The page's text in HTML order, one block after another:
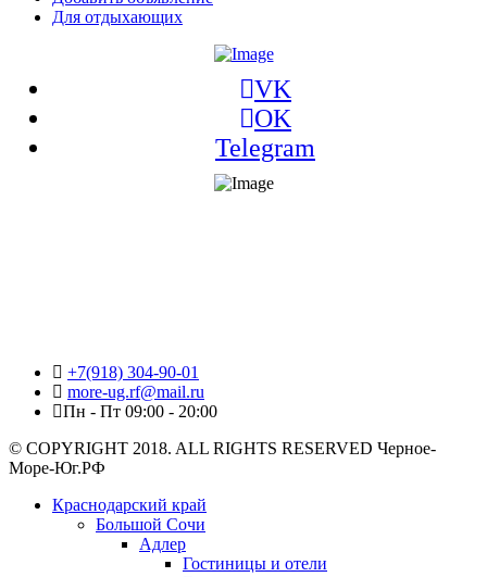
Для отдыхающих
VK
OK
Telegram
+7(918) 304-90-01
more-ug.rf@mail.ru
Пн - Пт 09:00 - 20:00
© COPYRIGHT 2018. ALL RIGHTS RESERVED Черное-
Море-Юг.РФ
Краснодарский край
Большой Сочи
Адлер
Гостиницы и отели